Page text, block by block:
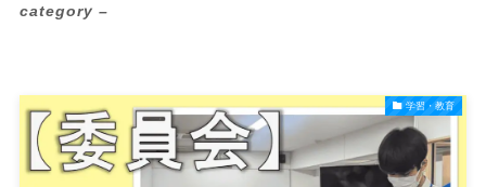
category –
学習・教育